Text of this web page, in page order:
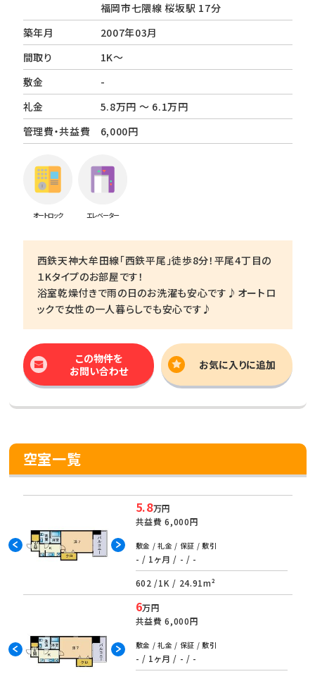
福岡市七隈線 桜坂駅 17分
築年月
2007年03月
間取り
1K～
敷金
-
礼金
5.8万円 ～ 6.1万円
管理費・共益費
6,000円
オートロック エレベーター
西鉄天神大牟田線「西鉄平尾」徒歩8分！平尾4丁目の
１Kタイプのお部屋です！
浴室乾燥付きで雨の日のお洗濯も安心です♪オートロ
ックで女性の一人暮らしでも安心です♪
この物件を
お問い合わせ
お気に入りに追加
空室一覧
5.8万円
共益費6,000円
敷金 / 礼金 / 保証 / 敷引
- / 1ヶ月 / - / -
602 /1K / 24.91m²
6万円
共益費6,000円
敷金 / 礼金 / 保証 / 敷引
- / 1ヶ月 / - / -